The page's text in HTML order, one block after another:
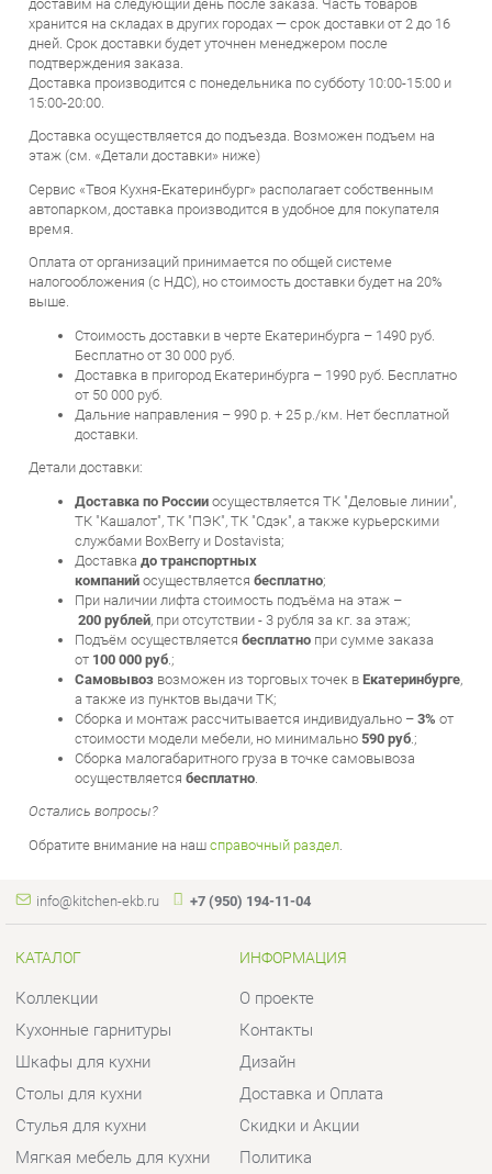
дней. Срок доставки будет уточнен менеджером после
подтверждения заказа.
Доставка производится с понедельника по субботу 10:00-15:00 и
15:00-20:00.
Доставка осуществляется до подъезда. Возможен подъем на
Сервис «Твоя Кухня-Екатеринбург» располагает собственным
автопарком, доставка производится в удобное для покупателя
время.
Оплата от организаций принимается по общей системе
налогообложения (с НДС), но стоимость доставки будет на 20%
выше.
Стоимость доставки в черте Екатеринбурга – 1490 руб.
Доставка в пригород Екатеринбурга – 1990 руб. Бесплатно
от 50 000 руб.
Дальние направления – 990 р. + 25 р./км. Нет бесплатной
доставки.
Детали доставки:
ТК "Кашалот", ТК "ПЭК", ТК "Сдэк", а также курьерскими
Доставкадо транспортных
компанийосуществляетсябесплатно;
При наличии лифта стоимость подъёма на этаж –
200 рублей, при отсутствии - 3 рубля за кг. за этаж;
Подъём осуществляетсябесплатнопри сумме заказа
от100 000 руб.;
Самовывозвозможен из торговых точек вЕкатеринбурге
а также из пунктов выдачи ТК;
Сборка и монтаж рассчитывается индивидуально –
стоимости модели мебели, но минимально590 руб.;
Сборка малогабаритного груза в точке самовывоза
осуществляетсябесплатно.
Остались вопросы?
Обратите внимание на нашсправочный раздел
Коллекции
Кухонные гарнитуры
Шкафы для кухни
Комплектующие для кухни
О проекте
Контакты
Дизайн